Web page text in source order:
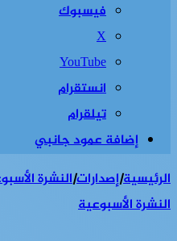
فيسبوك
‫X
‫YouTube
انستقرام
تيلقرام
إضافة عمود جانبي
الرئيسية|إصدارات|النشرة
النشرة الأسبوعية